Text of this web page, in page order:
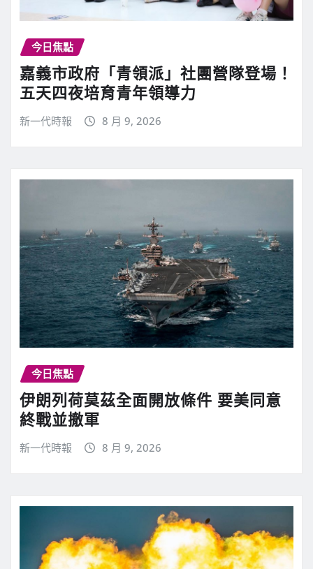
今日焦點
嘉義市政府「青領派」社團營隊登場！
五天四夜培育青年領導力
新一代時報 8 月 9, 2026
今日焦點
伊朗列荷莫茲全面開放條件 要美同意
終戰並撤軍
新一代時報 8 月 9, 2026